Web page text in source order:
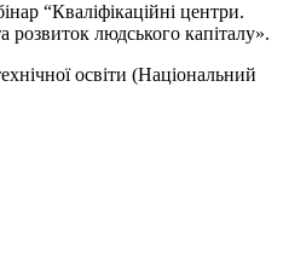
“Кваліфікаційні центри.
розвиток людського капіталу».
освіти (Національний